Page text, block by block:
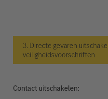
3. Directe gevaren
veiligheidsvoorschriften
Contact uitschakelen: